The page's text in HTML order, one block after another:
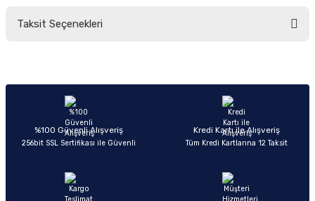
Taksit Seçenekleri
%100 Güvenli Alışveriş
256bit SSL Sertifikası ile Güvenli
Kredi Kartı ile Alışveriş
Tüm Kredi Kartlarına 12 Taksit